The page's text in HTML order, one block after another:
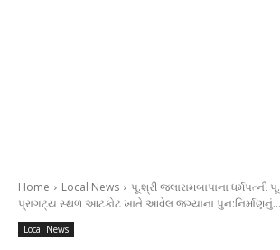
Home Local News
પૂ.શ્રી જલારામબાપાના ધર્મપત્ની
પ્રાગટ્ય સ્થળ આટકોટ ખાતે આવેલ જગ્યાના પુન:નિર્માણનું...
Local News